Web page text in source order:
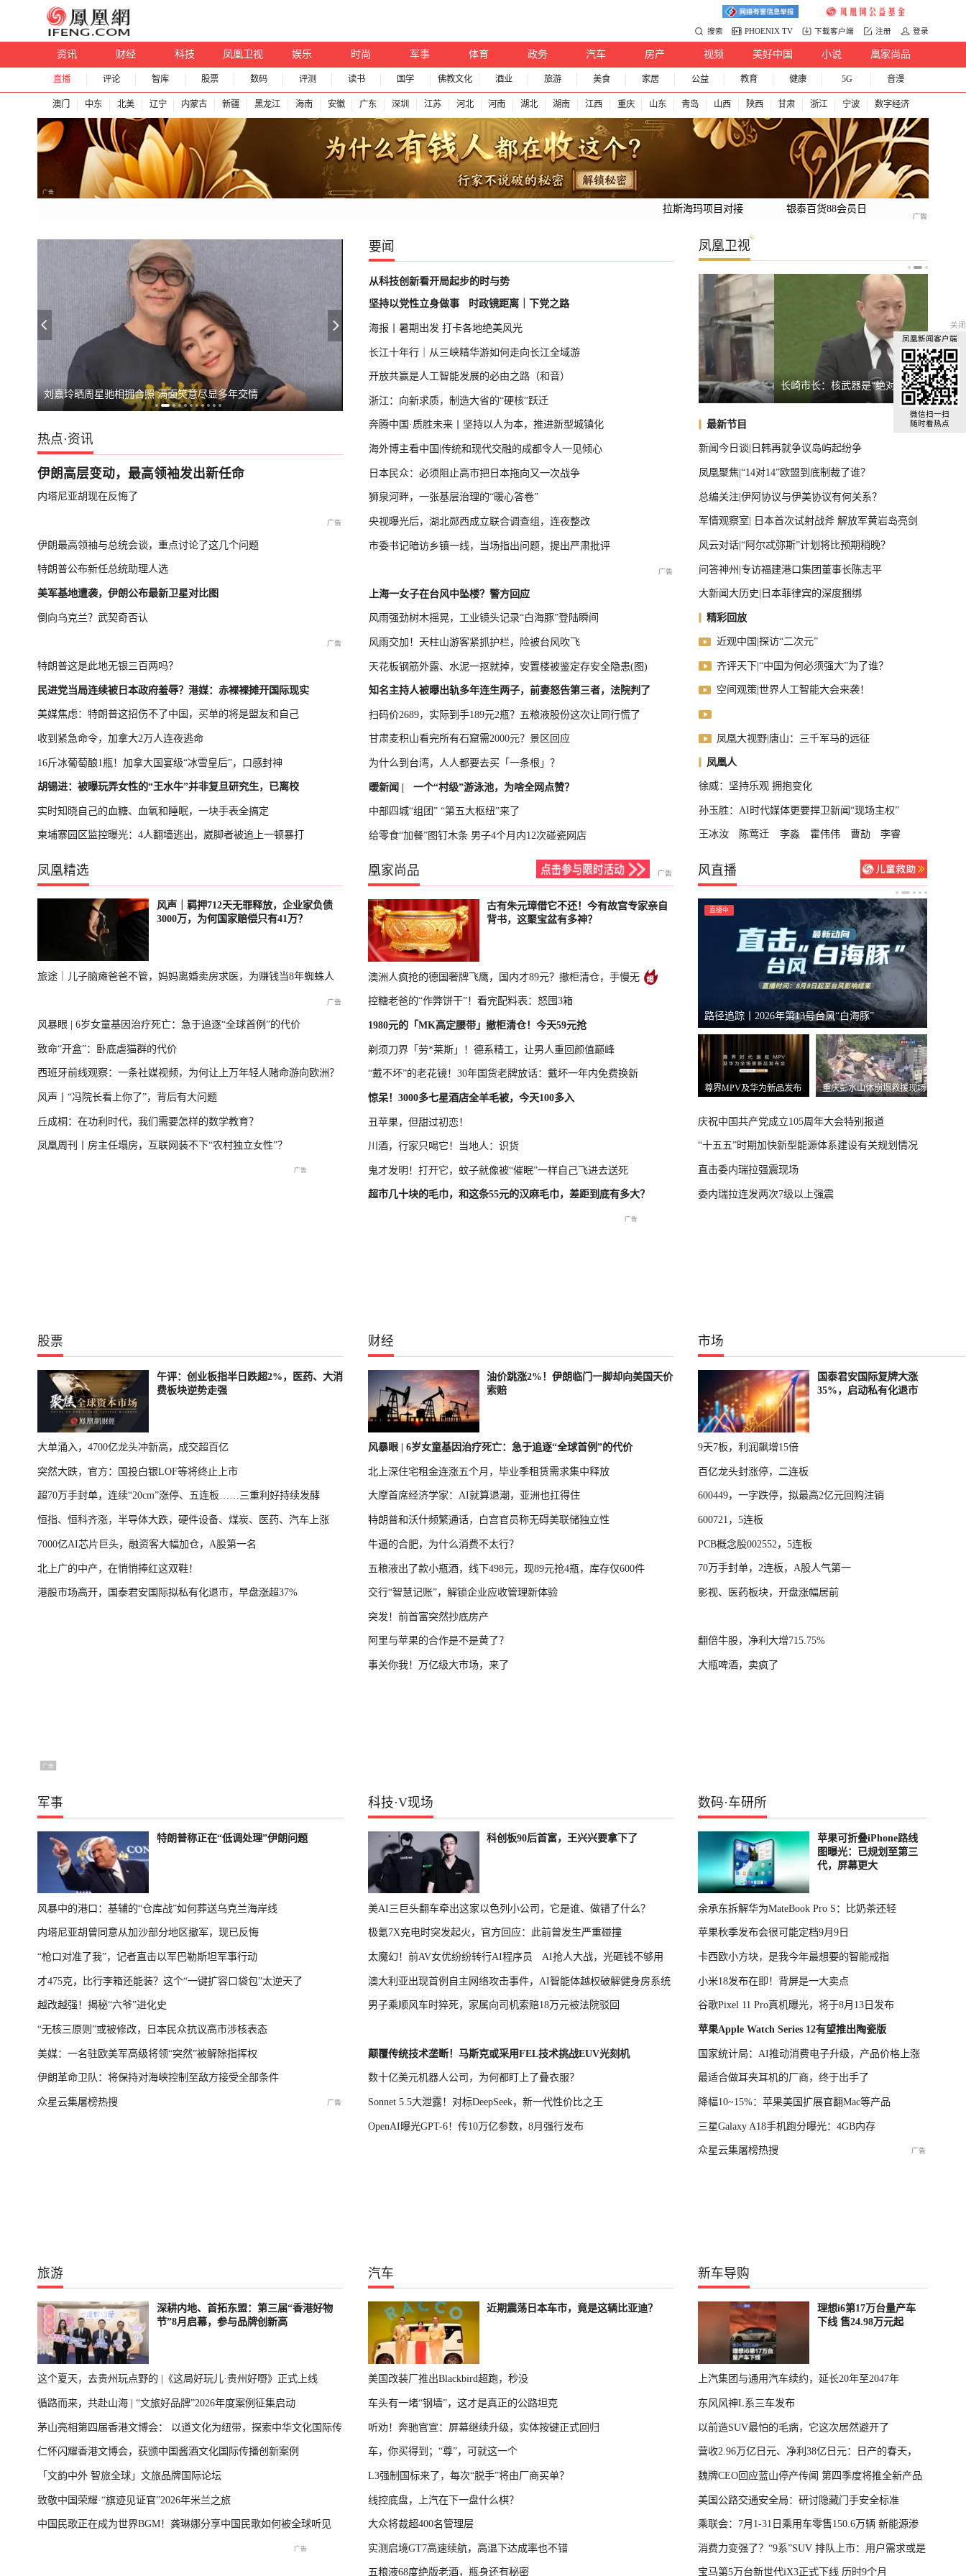
搜索 PHOENIX TV 下载客户端 注册 登录
资讯 财经 科技 凤凰卫视 娱乐 时尚 军事 体育 政务 汽车 房产 视频 美好中国 小说 凰家尚品
直播 评论 智库 股票 数码 评测 读书 国学 佛教文化 酒业 旅游 美食 家居 公益 教育 健康 5G 音漫
澳门 中东 北美 辽宁 内蒙古 新疆 黑龙江 海南 安徽 广东 深圳 江苏 河北 河南 湖北 湖南 江西 重庆 山东 青岛 山西 陕西 甘肃 浙江 宁波 数字经济
拉斯海玛项目对接 银泰百货88会员日
刘嘉玲晒周星驰相拥合照 满面笑意尽显多年交情 你睡了，腰却还在负重！一个9cm高的小东西，让它终于下班 张本智和感谢日本球迷：终让我解脱
热点 ·资讯
伊朗高层变动，最高领袖发出新任命
内塔尼亚胡现在反悔了
伊朗最高领袖与总统会谈，重点讨论了这几个问题
特朗普公布新任总统助理人选
美军基地遭袭，伊朗公布最新卫星对比图
倒向乌克兰？武契奇否认
特朗普这是此地无银三百两吗？
民进党当局连续被日本政府羞辱？港媒：赤裸裸摊开国际现实
美媒焦虑：特朗普这招伤不了中国，买单的将是盟友和自己
收到紧急命令，加拿大2万人连夜逃命
16斤冰葡萄酿1瓶！加拿大国宴级“冰雪皇后”，口感封神
胡锡进：被曝玩弄女性的“王水牛”并非复旦研究生，已离校
实时知晓自己的血糖、血氧和睡眠，一块手表全搞定
柬埔寨园区监控曝光：4人翻墙逃出，崴脚者被追上一顿暴打
要闻
从科技创新看开局起步的时与势
坚持以党性立身做事
时政镜距离｜下党之路
海报丨暑期出发 打卡各地绝美风光
长江十年行｜从三峡精华游如何走向长江全域游
开放共赢是人工智能发展的必由之路（和音）
浙江：向新求质，制造大省的“硬核”跃迁
奔腾中国·质胜未来丨坚持以人为本，推进新型城镇化
海外博主看中国|传统和现代交融的成都令人一见倾心
日本民众：必须阻止高市把日本拖向又一次战争
狮泉河畔，一张基层治理的“暖心答卷”
央视曝光后，湖北郧西成立联合调查组，连夜整改
市委书记暗访乡镇一线，当场指出问题，提出严肃批评
上海一女子在台风中坠楼？警方回应
风雨强劲树木摇晃，工业镜头记录“白海豚”登陆瞬间
风雨交加！天柱山游客紧抓护栏，险被台风吹飞
天花板钢筋外露、水泥一抠就掉，安置楼被鉴定存安全隐患(图)
知名主持人被曝出轨多年连生两子，前妻怒告第三者，法院判了
扫码价2689，实际到手189元2瓶？五粮液股份这次让同行慌了
甘肃麦积山看完所有石窟需2000元？景区回应
为什么到台湾，人人都要去买「一条根」？
暖新闻 | 一个“村级”游泳池，为啥全网点赞？
中部四城“组团” “第五大枢纽”来了
给零食“加餐”图钉木条 男子4个月内12次碰瓷网店
凤凰卫视
上海强降雨超10个小时，城区多处内涝淹水 长崎市长：核武器是“绝对的恶” 上海
最新节目
新闻今日谈|日韩再就争议岛屿起纷争
凤凰聚焦|“14对14”欧盟到底制裁了谁？
总编关注|伊阿协议与伊美协议有何关系？
军情观察室| 日本首次试射战斧 解放军黄岩岛亮剑
风云对话|“阿尔忒弥斯”计划将比预期稍晚？
问答神州|专访福建港口集团董事长陈志平
大新闻大历史|日本菲律宾的深度捆绑
精彩回放
近观中国|探访“二次元”
齐评天下|“中国为何必须强大”为了谁？
空间观策|世界人工智能大会来袭！
凤凰大视野|唐山：三千军马的远征
凤凰人
徐威：坚持乐观 拥抱变化
孙玉胜：AI时代媒体更要捍卫新闻“现场主权”
王冰汝 陈莺迁 李淼 霍伟伟 曹劼 李睿
凤凰精选
风声｜羁押712天无罪释放，企业家负债
3000万，为何国家赔偿只有41万？
旅途｜儿子脑瘫爸爸不管，妈妈离婚卖房求医，为赚钱当8年蜘蛛人
风暴眼 | 6岁女童基因治疗死亡：急于追逐“全球首例”的代价
致命“开盒”：卧底虐猫群的代价
西班牙前线观察：一条社媒视频，为何让上万年轻人赌命游向欧洲？
风声丨“冯院长看上你了”，背后有大问题
丘成桐：在功利时代，我们需要怎样的数学教育？
凤凰周刊丨房主任塌房，互联网装不下“农村独立女性”？
凰家尚品
古有朱元璋借它不还！今有故宫专家亲自
背书，这聚宝盆有多神？
澳洲人疯抢的德国奢牌飞鹰，国内才89元？撤柜清仓，手慢无
控糖老爸的“作弊饼干”！看完配料表：怒囤3箱
1980元的「MK高定腰带」撤柜清仓！今天59元抢
剃须刀界「劳*莱斯」！德系精工，让男人重回颜值巅峰
“戴不坏”的老花镜！30年国货老牌放话：戴坏一年内免费换新
惊呆！3000多七星酒店全羊毛被，今天100多入
丑苹果，但甜过初恋！
川酒，行家只喝它！当地人：识货
鬼才发明！打开它，蚊子就像被“催眠”一样自己飞进去送死
超市几十块的毛巾，和这条55元的汉麻毛巾，差距到底有多大？
风直播
已结束
展
交流现场
轮播中
播
直播中
路径追踪丨2026年第13号台风“白海豚”
尊界MPV及华为新品发布
重庆彭水山体崩塌救援现场
庆祝中国共产党成立105周年大会特别报道
“十五五”时期加快新型能源体系建设有关规划情况
直击委内瑞拉强震现场
委内瑞拉连发两次7级以上强震
股票
午评：创业板指半日跌超2%，医药、大消
费板块逆势走强
大单涌入，4700亿龙头冲新高，成交超百亿
突然大跌，官方：国投白银LOF等将终止上市
超70万手封单，连续“20cm”涨停、五连板……三重利好持续发酵
恒指、恒科齐涨，半导体大跌，硬件设备、煤炭、医药、汽车上涨
7000亿AI芯片巨头，融资客大幅加仓，A股第一名
北上广的中产，在悄悄捧红这双鞋！
港股市场高开，国泰君安国际拟私有化退市，早盘涨超37%
财经
油价跳涨2%！伊朗临门一脚却向美国天价
索赔
风暴眼 | 6岁女童基因治疗死亡：急于追逐“全球首例”的代价
北上深住宅租金连涨五个月，毕业季租赁需求集中释放
大摩首席经济学家：AI就算退潮，亚洲也扛得住
特朗普和沃什频繁通话，白宫官员称无碍美联储独立性
牛逼的合肥，为什么消费不太行？
五粮液出了款小瓶酒，线下498元，现89元抢4瓶，库存仅600件
交行“智慧记账”，解锁企业应收管理新体验
突发！前首富突然抄底房产
阿里与苹果的合作是不是黄了？
事关你我！万亿级大市场，来了
市场
国泰君安国际复牌大涨
35%，启动私有化退市
9天7板，利润飙增15倍
百亿龙头封涨停，二连板
600449，一字跌停，拟最高2亿元回购注销
600721，5连板
PCB概念股002552，5连板
70万手封单，2连板，A股人气第一
影视、医药板块，开盘涨幅居前
翻倍牛股，净利大增715.75%
大瓶啤酒，卖疯了
军事
特朗普称正在“低调处理”伊朗问题
风暴中的港口：基辅的“仓库战”如何葬送乌克兰海岸线
内塔尼亚胡曾同意从加沙部分地区撤军，现已反悔
“枪口对准了我”，记者直击以军巴勒斯坦军事行动
才475克，比行李箱还能装？这个“一键扩容口袋包”太逆天了
越改越强！揭秘“六爷”进化史
“无核三原则”或被修改，日本民众抗议高市涉核表态
美媒：一名驻欧美军高级将领“突然”被解除指挥权
伊朗革命卫队：将保持对海峡控制至敌方接受全部条件
众星云集屠榜热搜
科技·V现场
科创板90后首富，王兴兴要拿下了
美AI三巨头翻车牵出这家以色列小公司，它是谁、做错了什么？
极氪7X充电时突发起火，官方回应：此前曾发生严重碰撞
太魔幻！前AV女优纷纷转行AI程序员 AI抢人大战，光砸钱不够用
了
澳大利亚出现首例自主网络攻击事件，AI智能体越权破解健身房系统
男子乘顺风车时猝死，家属向司机索赔18万元被法院驳回
颠覆传统技术垄断！马斯克或采用FEL技术挑战EUV光刻机
数十亿美元机器人公司，为何都盯上了叠衣服？
Sonnet 5.5大泄露！对标DeepSeek，新一代性价比之王
OpenAI曝光GPT-6！传10万亿参数，8月强行发布
数码·车研所
苹果可折叠iPhone路线
图曝光：已规划至第三
代，屏幕更大
余承东拆解华为MateBook Pro S：比奶茶还轻
苹果秋季发布会很可能定档9月9日
卡西欧小方块，是我今年最想要的智能戒指
小米18发布在即！背屏是一大卖点
谷歌Pixel 11 Pro真机曝光，将于8月13日发布
苹果Apple Watch Series 12有望推出陶瓷版
国家统计局：AI推动消费电子升级，产品价格上涨
最适合做耳夹耳机的厂商，终于出手了
降幅10~15%：苹果美国扩展官翻Mac等产品
三星Galaxy A18手机跑分曝光：4GB内存
众星云集屠榜热搜
旅游
深耕内地、首拓东盟：第三届“香港好物
节”8月启幕，参与品牌创新高
这个夏天，去贵州玩点野的 |《这局好玩儿·贵州好嘢》正式上线
循路而来，共赴山海 | “文旅好品牌”2026年度案例征集启动
茅山亮相第四届香港文博会： 以道文化为纽带，探索中华文化国际传
播新表达
仁怀闪耀香港文博会，获颁中国酱酒文化国际传播创新案例
「文韵中外 智旅全球」文旅品牌国际论坛
致敬中国荣耀·“旗迹见证官”2026年米兰之旅
中国民歌正在成为世界BGM！龚琳娜分享中国民歌如何被全球听见
汽车
近期震荡日本车市，竟是这辆比亚迪？
美国改装厂推出Blackbird超跑，秒没
车头有一堵“钢墙”，这才是真正的公路坦克
听劝！奔驰官宣：屏幕继续升级，实体按键正式回归
车，你买得到；“尊”，可就这一个
L3强制国标来了，每次“脱手”将由厂商买单？
线控底盘，上汽在下一盘什么棋？
大众将裁超400名管理层
实测启境GT7高速续航，高温下达成率也不错
五粮液68度绝版老酒，瓶身还有秘密
新车导购
理想i6第17万台量产车
下线 售24.98万元起
上汽集团与通用汽车续约，延长20年至2047年
东风风神L系三车发布
以前造SUV最怕的毛病，它这次居然避开了
营收2.96万亿日元、净利38亿日元：日产的春天，
回来了
魏牌CEO回应蓝山停产传闻 第四季度将推全新产品
美国公路交通安全局：研讨隐藏门手安全标准
乘联会：7月1-31日乘用车零售150.6万辆 新能源渗
透率64.4%
消费力变强了？“9系”SUV 排队上市：用户需求或是
主因
宝马第5万台新世代iX3正式下线 历时9个月
关闭
凤凰新闻客户端
微信扫一扫
随时看热点